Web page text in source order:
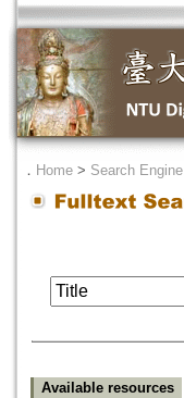
． Home > Search Engine
Available resources